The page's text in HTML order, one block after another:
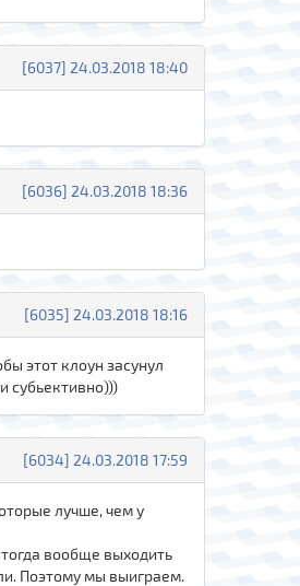
[6037] 24.03.2018 18:40
[6036] 24.03.2018 18:36
[6035] 24.03.2018 18:16
этот клоун засунул
субьективно)))
[6034] 24.03.2018 17:59
лучше, чем у
вообще выходить
Поэтому мы выиграем.